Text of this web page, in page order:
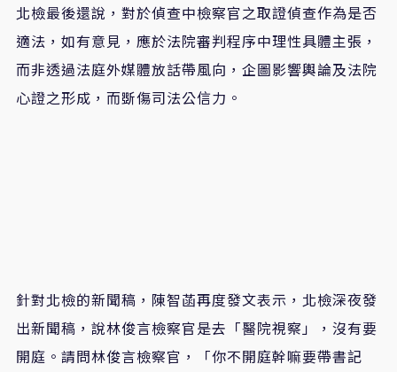
北檢最後還說，對於偵查中檢察官之取證偵查作為是否
適法，如有意見，應於法院審判程序中理性具體主張，
而非透過法庭外媒體放話帶風向，企圖影響輿論及法院
心證之形成，而斲傷司法公信力。
針對北檢的新聞稿，陳智菡再度發文表示，北檢深夜發
出新聞稿，說林俊言檢察官是去「醫院視察」，沒有要
開庭。請問林俊言檢察官，「你不開庭幹嘛要帶書記